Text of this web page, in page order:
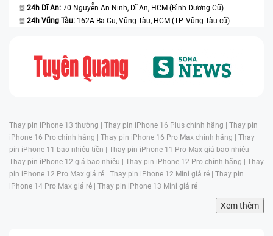
24h Dĩ An: 70 Nguyễn An Ninh, Dĩ An, HCM (Bình Dương Cũ)
24h Vũng Tàu: 162A Ba Cu, Vũng Tàu, HCM (TP. Vũng Tàu cũ)
Thay pin iPhone 13 thường | Thay pin iPhone 16 Plus chính hãng | Thay pin
iPhone 16 Pro chính hãng | Thay pin iPhone 16 Pro Max chính hãng | Thay
pin iPhone 11 bao nhiêu tiền | Thay pin iPhone 11 Pro Max giá bao nhiêu |
Thay pin iPhone 12 giá bao nhiêu | Thay pin iPhone 12 Pro chính hãng | Thay
pin iPhone 12 Pro Max giá rẻ | Thay pin iPhone 12 Mini giá rẻ | Thay pin
iPhone 14 Pro Max giá rẻ | Thay pin iPhone 13 Mini giá rẻ |
Xem thêm